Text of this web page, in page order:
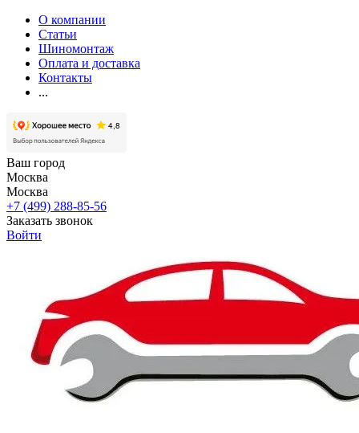
О компании
Статьи
Шиномонтаж
Оплата и доставка
Контакты
...
Ваш город
Москва
Москва
+7 (499) 288-85-56
Заказать звонок
Войти